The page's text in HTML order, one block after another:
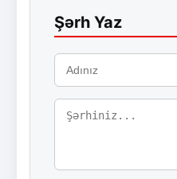
Şərh Yaz